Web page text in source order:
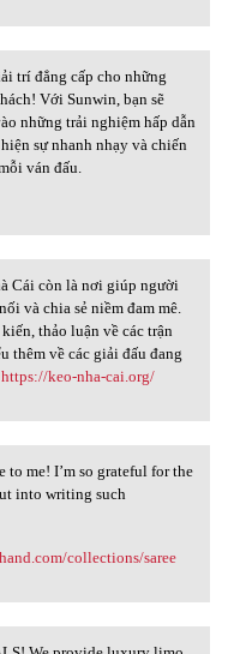
giải trí
trí đẳng cấp cho những
Với Sunwin, bạn sẽ
những trải nghiệm hấp dẫn
sự nhanh nhạy và chiến
ván đấu.
Nhà Cái còn
Cái còn là nơi giúp người
và chia sẻ niềm đam mê.
thảo luận về các trận
thêm về các giải đấu đang
https://keo-nha-cai.org/
to me!
to me! I’m so grateful for the
into writing such
collections/saree